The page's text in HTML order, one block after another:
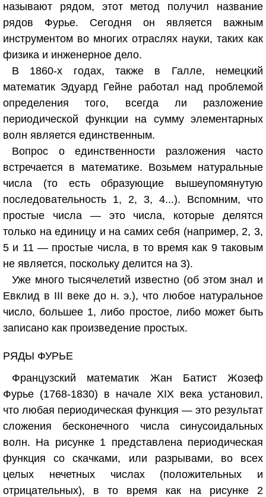
называют рядом, этот метод получил название
рядов Фурье. Сегодня он является важным
инструментом во многих отраслях науки, таких как
физика и инженерное дело.
В 1860-х годах, также в Галле, немецкий
математик Эдуард Гейне работал над проблемой
определения того, всегда ли разложение
периодической функции на сумму элементарных
волн является единственным.
Вопрос о единственности разложения часто
встречается в математике. Возьмем натуральные
числа (то есть образующие вышеупомянутую
последовательность 1, 2, 3, 4...). Вспомним, что
простые числа — это числа, которые делятся
только на единицу и на самих себя (например, 2, 3,
5 и 11 — простые числа, в то время как 9 таковым
не является, поскольку делится на 3).
Уже много тысячелетий известно (об этом знал и
Евклид в III веке до н. э.), что любое натуральное
число, большее 1, либо простое, либо может быть
записано как произведение простых.
РЯДЫ ФУРЬЕ
Французский математик Жан Батист Жозеф
Фурье (1768-1830) в начале XIX века установил,
что любая периодическая функция — это результат
сложения бесконечного числа синусоидальных
волн. На рисунке 1 представлена периодическая
функция со скачками, или разрывами, во всех
целых нечетных числах (положительных и
отрицательных), в то время как на рисунке 2